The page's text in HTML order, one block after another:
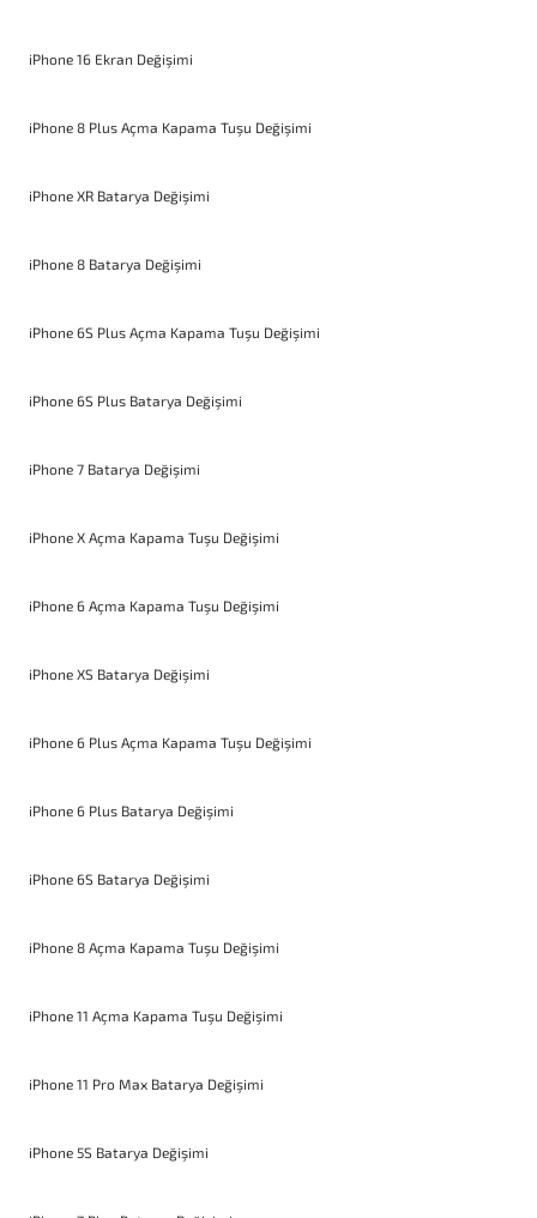
iPhone 16 Ekran Değişimi
iPhone 8 Plus Açma Kapama Tuşu Değişimi
iPhone XR Batarya Değişimi
iPhone 8 Batarya Değişimi
iPhone 6S Plus Açma Kapama Tuşu Değişimi
iPhone 6S Plus Batarya Değişimi
iPhone 7 Batarya Değişimi
iPhone X Açma Kapama Tuşu Değişimi
iPhone 6 Açma Kapama Tuşu Değişimi
iPhone XS Batarya Değişimi
iPhone 6 Plus Açma Kapama Tuşu Değişimi
iPhone 6 Plus Batarya Değişimi
iPhone 6S Batarya Değişimi
iPhone 8 Açma Kapama Tuşu Değişimi
iPhone 11 Açma Kapama Tuşu Değişimi
iPhone 11 Pro Max Batarya Değişimi
iPhone 5S Batarya Değişimi